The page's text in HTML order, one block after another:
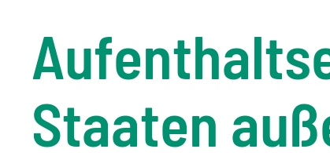
Staaten